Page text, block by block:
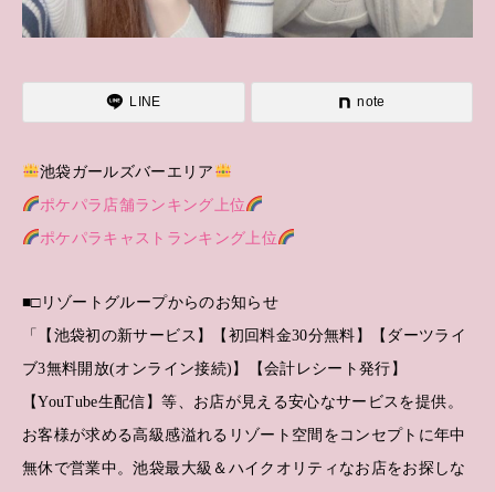
LINE note
池袋ガールズバーエリア
ポケパラ店舗ランキング上位
ポケパラキャストランキング上位
■□リゾートグループからのお知らせ
「【池袋初の新サービス】【初回料金30分無料】【ダーツライ
ブ3無料開放(オンライン接続)】【会計レシート発行】
【YouTube生配信】等、お店が見える安心なサービスを提供。
お客様が求める高級感溢れるリゾート空間をコンセプトに年中
無休で営業中。池袋最大級＆ハイクオリティなお店をお探しな